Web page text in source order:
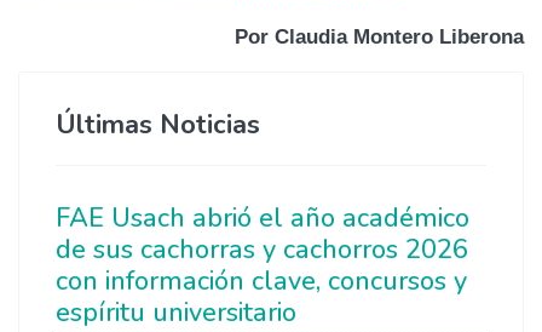
Por Claudia Montero Liberona
Últimas Noticias
FAE Usach abrió el año académico
de sus cachorras y cachorros 2026
con información clave, concursos y
espíritu universitario